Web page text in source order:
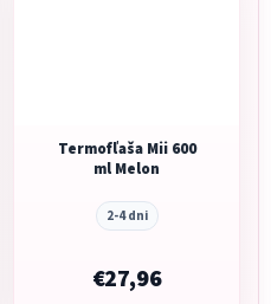
Termofľaša Mii 600
ml Melon
2-4 dni
€27,96